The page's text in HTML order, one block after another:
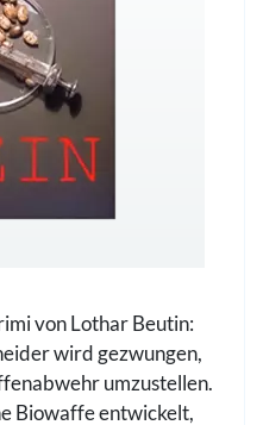
von Lothar Beutin:
wird gezwungen,
umzustellen.
Biowaffe entwickelt,